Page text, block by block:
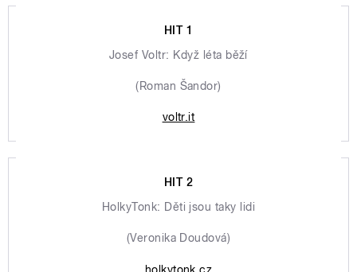
HIT 1
Josef Voltr: Když léta běží
(Roman Šandor)
voltr.it
HIT 2
HolkyTonk: Děti jsou taky lidi
(Veronika Doudová)
holkytonk.cz